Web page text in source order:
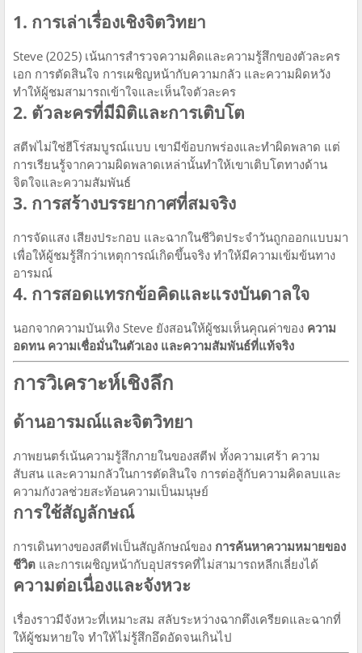
1. การเล่าเรื่องเชิงจิตวิทยา
Steve (2025) เน้นการสำรวจความคิดและความรู้สึกของตัวละคร
เอก การตัดสินใจ การเผชิญหน้ากับความกลัว และความผิดหวัง
ทำให้ผู้ชมสามารถเข้าใจและเห็นใจตัวละคร
2. ตัวละครที่มีมิติและการเติบโต
สตีฟไม่ใช่ฮีโร่สมบูรณ์แบบ เขามีข้อบกพร่องและทำผิดพลาด แต่
การเรียนรู้จากความผิดพลาดเหล่านั้นทำให้เขาเติบโตทางด้าน
จิตใจและความสัมพันธ์
3. การสร้างบรรยากาศที่สมจริง
การจัดแสง เสียงประกอบ และฉากในชีวิตประจำวันถูกออกแบบมา
เพื่อให้ผู้ชมรู้สึกว่าเหตุการณ์เกิดขึ้นจริง ทำให้มีความเข้มข้นทาง
อารมณ์
4. การสอดแทรกข้อคิดและแรงบันดาลใจ
นอกจากความบันเทิง Steve ยังสอนให้ผู้ชมเห็นคุณค่าของ ความ
อดทน ความเชื่อมั่นในตัวเอง และความสัมพันธ์ที่แท้จริง
การวิเคราะห์เชิงลึก
ด้านอารมณ์และจิตวิทยา
ภาพยนตร์เน้นความรู้สึกภายในของสตีฟ ทั้งความเศร้า ความ
สับสน และความกลัวในการตัดสินใจ การต่อสู้กับความคิดลบและ
ความกังวลช่วยสะท้อนความเป็นมนุษย์
การใช้สัญลักษณ์
การเดินทางของสตีฟเป็นสัญลักษณ์ของ การค้นหาความหมายของ
ชีวิต และการเผชิญหน้ากับอุปสรรคที่ไม่สามารถหลีกเลี่ยงได้
ความต่อเนื่องและจังหวะ
เรื่องราวมีจังหวะที่เหมาะสม สลับระหว่างฉากตึงเครียดและฉากที่
ให้ผู้ชมหายใจ ทำให้ไม่รู้สึกอึดอัดจนเกินไป